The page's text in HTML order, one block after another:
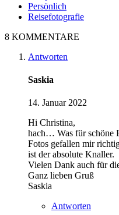
Persönlich
Reisefotografie
8 KOMMENTARE
Antworten
Saskia
14. Januar 2022
Hi Christina,
hach… Was für schöne
Fotos gefallen mir
ist der absolute Knaller.
Vielen Dank auch für
Ganz lieben Gruß
Saskia
Antworten